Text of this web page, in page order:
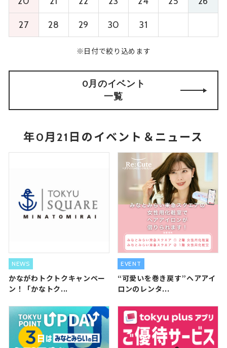
27 28 29 30 31
※日付で絞り込めます
0月のイベント
一覧
年0月21日のイベント＆ニュース
NEWS
かながわトクトクキャンペー
ン！「かなトク...
EVENT
“可愛いを巻き戻す”ヘアアイ
ロンのレンタ...